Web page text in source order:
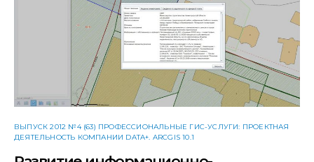
ВЫПУСК 2012 №4 (63) ПРОФЕССИОНАЛЬНЫЕ ГИС-УСЛУГИ: ПРОЕКТНАЯ
ДЕЯТЕЛЬНОСТЬ КОМПАНИИ DATA+. ARCGIS 10.1